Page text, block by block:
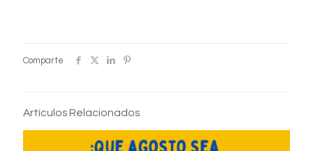
Comparte
Artículos Relacionados